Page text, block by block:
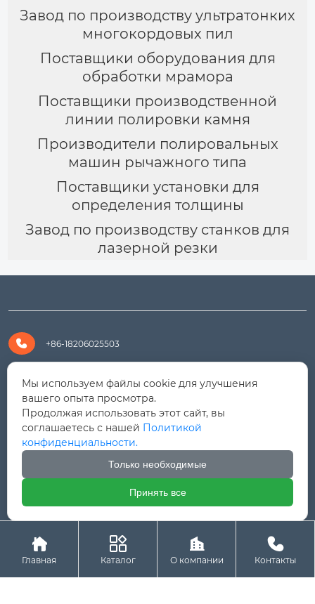
Завод по производству ультратонких
многокордовых пил
Поставщики оборудования для
обработки мрамора
Поставщики производственной
линии полировки камня
Производители полировальных
машин рычажного типа
Поставщики установки для
определения толщины
Завод по производству станков для
лазерной резки
 +86-18206025503
 +8618206025503
 yanali@hualongm.com

351144, Китай, пров.Фуцзянь, г. Путянь, район Личэн,
промышленная зона Хуанши

Авторское право © ООО "Fujian Province HuaLong

Главная

Каталог

О компании

Контакты
Мы используем файлы cookie для улучшения
вашего опыта просмотра.
Продолжая использовать этот сайт, вы
соглашаетесь с нашей Политикой
конфиденциальности.
Только необходимые
Принять все